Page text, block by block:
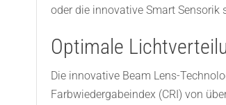
oder die innovative Smart Sensorik
Optimale
Die innovative Beam Lens-
Farbwiedergabeindex (CRI) von